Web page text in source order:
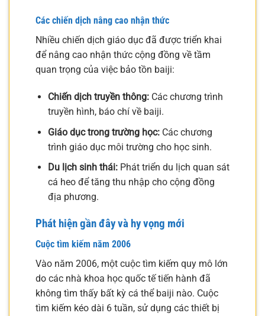
Các chiến dịch nâng cao nhận thức
Nhiều chiến dịch giáo dục đã được triển khai
để nâng cao nhận thức cộng đồng về tầm
quan trọng của việc bảo tồn baiji:
Chiến dịch truyền thông:Các chương trình
truyền hình, báo chí về baiji.
Giáo dục trong trường học:Các chương
trình giáo dục môi trường cho học sinh.
Du lịch sinh thái:Phát triển du lịch quan sát
cá heo để tăng thu nhập cho cộng đồng
địa phương.
Phát hiện gần đây và hy vọng mới
Cuộc tìm kiếm năm 2006
Vào năm 2006, một cuộc tìm kiếm quy mô lớn
do các nhà khoa học quốc tế tiến hành đã
không tìm thấy bất kỳ cá thể baiji nào. Cuộc
tìm kiếm kéo dài 6 tuần, sử dụng các thiết bị